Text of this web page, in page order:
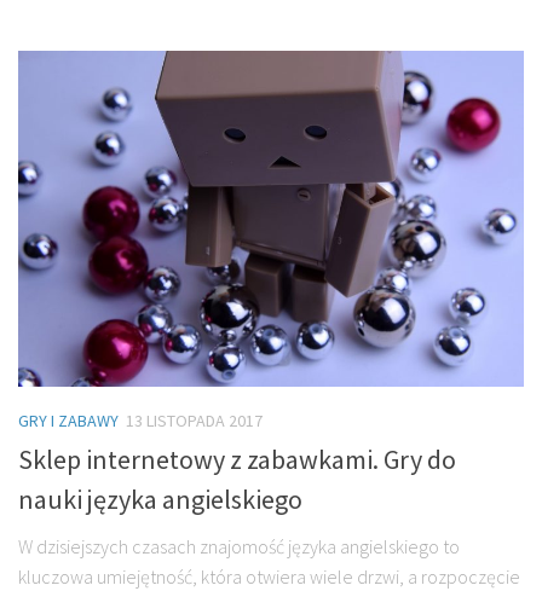
GRY I ZABAWY 13 LISTOPADA 2017
Sklep internetowy z zabawkami. Gry do
nauki języka angielskiego
W dzisiejszych czasach znajomość języka angielskiego to
kluczowa umiejętność, która otwiera wiele drzwi, a rozpoczęcie